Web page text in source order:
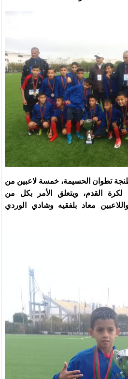
تطوان الحسيمة، خمسة لاعبين من
القدم، ويتعلق الأمر بكل من
معاد بلفقيه وشادي الوردي